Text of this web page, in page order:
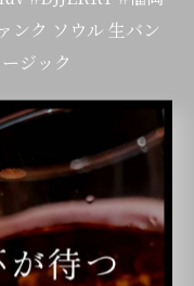
ンク ソウル 生バン
ジック
次のページ >